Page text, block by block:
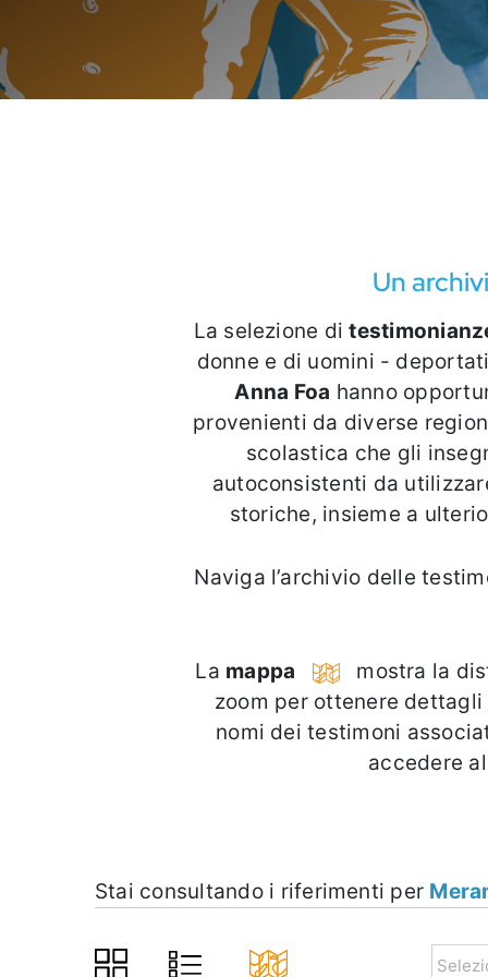
Un
La selezione di
donne e di uomini -
Anna Foa hanno
provenienti da diverse
scolastica che gli
autoconsistenti da utilizzare in
storiche, insieme a
Naviga l’archivio delle
La mappa
mostra la
zoom per ottenere
nomi dei testimoni
accedere
Stai consultando i riferimenti per